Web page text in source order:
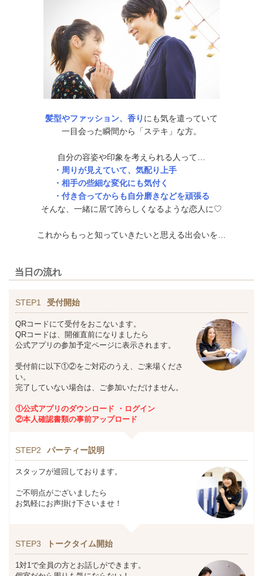
髪型やファッション、香り にも気を遣っていて
一目会った瞬間から「ステキ」な方。
自分の容姿や印象を考えられる人って…
・周りが見えていて、気配り上手
・相手の些細な変化にも気付く
・付き合ってからも自分磨きなどを頑張る
そんな、一緒に居て誇らしくなるような恋人に♡
これからもっと知っていきたいと思える出会いを…
当日の流れ
STEP1 受付開始
QRコードにて受付をおこないます。
QRコードは、開催直前になりましたら
公式アプリの参加予定ページに表示されます。
受付前に以下①②をご対応のうえ、ご来場くださ
い。
完了していない場合は、ご参加いただけません。
①公式アプリのダウンロード ・ログイン
②本人確認書類の事前アップロード
STEP2 パーティー説明
スタッフが巡回しております。
ご不明点がございましたら
お気軽にお声掛け下さいませ！
STEP3 トークタイム開始
1対1で全員の方とお話しができます。